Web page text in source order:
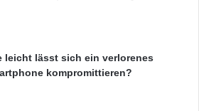
zeigen wollten.
leicht lässt sich ein verlorenes
kompromittieren?